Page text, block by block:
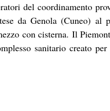
del coordinamento
da Genola (Cuneo) al
con cisterna. Il
sanitario creato